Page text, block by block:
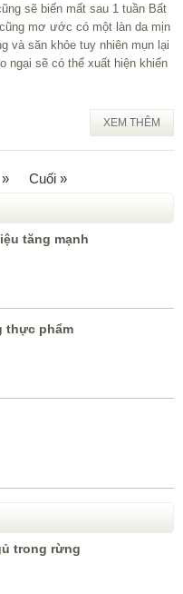
sẽ biến mất sau 1 tuần Bất
mơ ước có một làn da mịn
và săn khỏe tuy nhiên mụn lại
ngại sẽ có thể xuất hiện khiến
XEM THÊM
»
Cuối »
tăng mạnh
thực phẩm
trong rừng